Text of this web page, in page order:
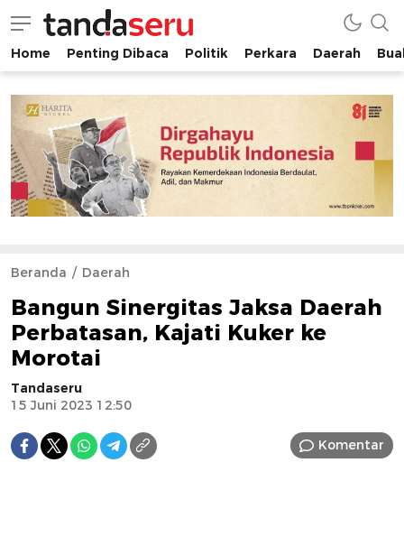
tandaseru.com | Penting Dibaca
tandaseru.com
Home Penting Dibaca Politik Perkara Daerah
Beranda Daerah
Bangun Sinergitas Jaksa Daerah
Perbatasan, Kajati Kuker ke
Morotai
Tandaseru
15 Juni 2023 12:50
Komentar